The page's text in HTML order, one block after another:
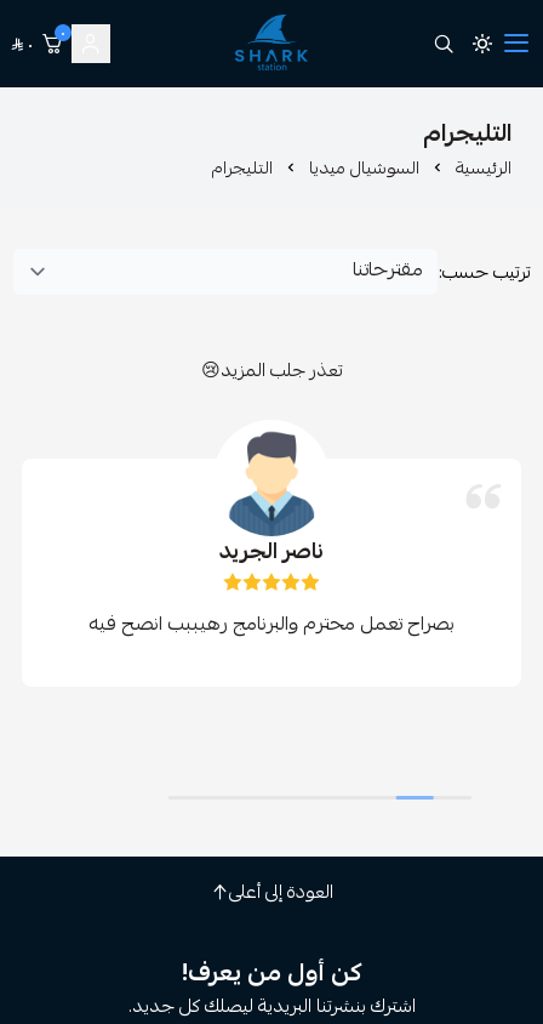
station shark
السوشيال ميديا التليجرام
تعذر جلب المزيد😢
تعمل محترم والبرنامج رهيببب انصح فيه
كن أول من يعرف!
اشترك بنشرتنا البريدية ليصلك كل جديد.